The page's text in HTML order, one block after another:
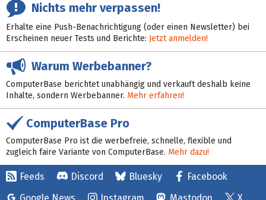
Nichts mehr verpassen!
Erhalte eine Push-Benachrichtigung (oder einen Newsletter) bei
Erscheinen neuer Tests und Berichte: Jetzt anmelden!
Warum Werbebanner?
ComputerBase berichtet unabhängig und verkauft deshalb keine
Inhalte, sondern Werbebanner. Mehr erfahren!
ComputerBase Pro
ComputerBase Pro ist die werbefreie, schnelle, flexible und
zugleich faire Variante von ComputerBase. Mehr dazu!
Feeds Discord Bluesky
Facebook